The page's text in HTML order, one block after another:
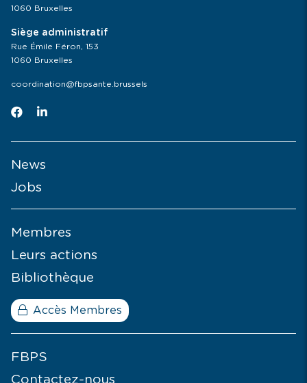
1060 Bruxelles
Siège administratif
Rue Émile Féron, 153
1060 Bruxelles
coordination@fbpsante.brussels
News
Jobs
Membres
Leurs actions
Bibliothèque
Accès Membres
FBPS
Contactez-nous